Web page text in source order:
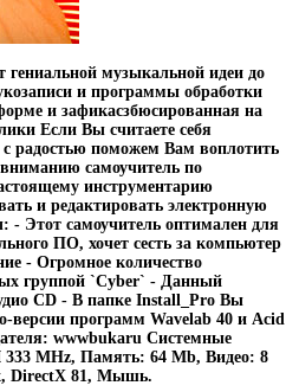
музыкальной идеи до
и программы обработки
и зафикасзбюсированная на
Если Вы считаете себя
радостью поможем Вам воплотить
самоучитель по
инструментарию
и редактировать электронную
Этот самоучитель оптимален для
ПО, хочет сесть за компьютер
- Огромное количество
группой `Cyber` - Данный
CD - В папке Install_Pro Вы
версии программ Wavelab 40 и Acid
wwwbukaru Cистемные
MHz, Память: 64 Mb, Видео: 8
DirectX 81, Мышь.